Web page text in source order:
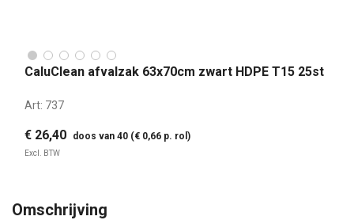
CaluClean afvalzak 63x70cm zwart HDPE T15 25st
Art: 737
€ 26,40 doos van 40 (€ 0,66 p. rol)
Excl. BTW
Omschrijving